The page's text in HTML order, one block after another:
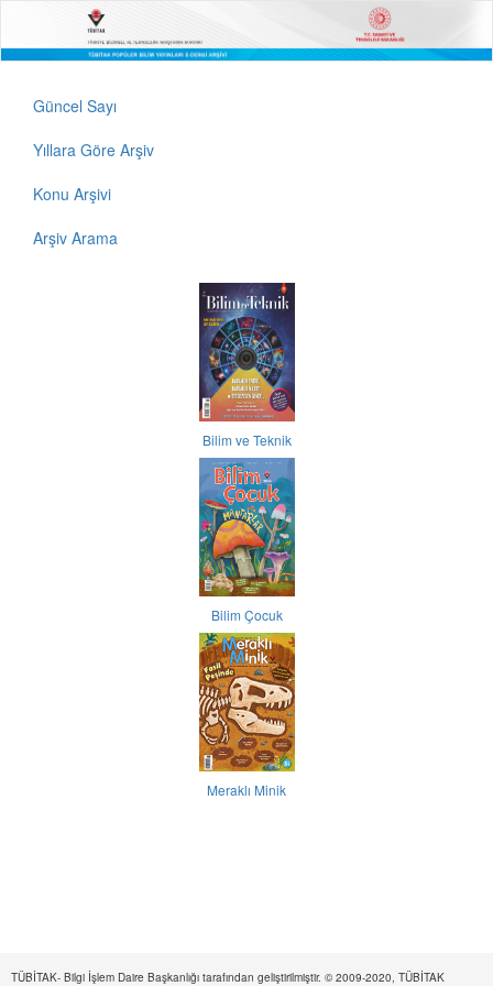
Güncel Sayı
Yıllara Göre Arşiv
Konu Arşivi
Arşiv Arama
Bilim ve Teknik
Bilim Çocuk
Meraklı Minik
TÜBİTAK- Bilgi İşlem Daire Başkanlığı tarafından geliştirilmiştir. © 2009-2020, TÜBİTAK